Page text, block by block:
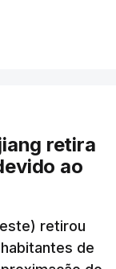
ainda que
há
tais
retira
ao
retirou
de